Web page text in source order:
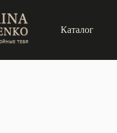
Каталог